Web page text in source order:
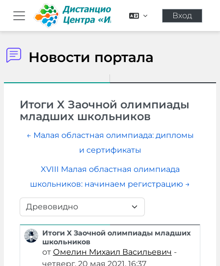
Перейти к основному содержанию
Боковая панель
Вход
Новости портала
Итоги X Заочной олимпиады
младших школьников
← Малая областная олимпиада: дипломы
и сертификаты
XVIII Малая областная олимпиада
школьников: начинаем регистрацию →
Режим отображения
Итоги X Заочной олимпиады младших
школьников
от Омелин Михаил Васильевич -
четверг, 20 мая 2021, 16:37
Количество ответов: 0